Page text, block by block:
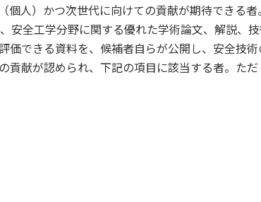
人）かつ次世代に向けての貢献が期待できる者。
安全工学分野に関する優れた学術論文、解説、
価できる資料を、候補者自らが公開し、安全技
貢献が認められ、下記の項目に該当する者。た